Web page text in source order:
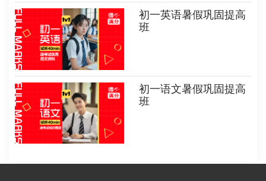
初一英语暑假巩固提高
班
初一语文暑假巩固提高
班